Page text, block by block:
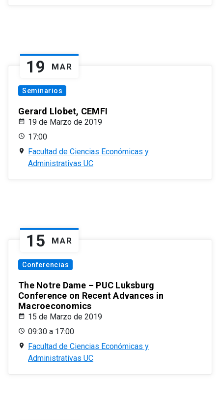
19 MAR
Seminarios
Gerard Llobet, CEMFI
19 de Marzo de 2019
17:00
Facultad de Ciencias Económicas y
Administrativas UC
15 MAR
Conferencias
The Notre Dame – PUC Luksburg
Conference on Recent Advances in
Macroeconomics
15 de Marzo de 2019
09:30 a 17:00
Facultad de Ciencias Económicas y
Administrativas UC